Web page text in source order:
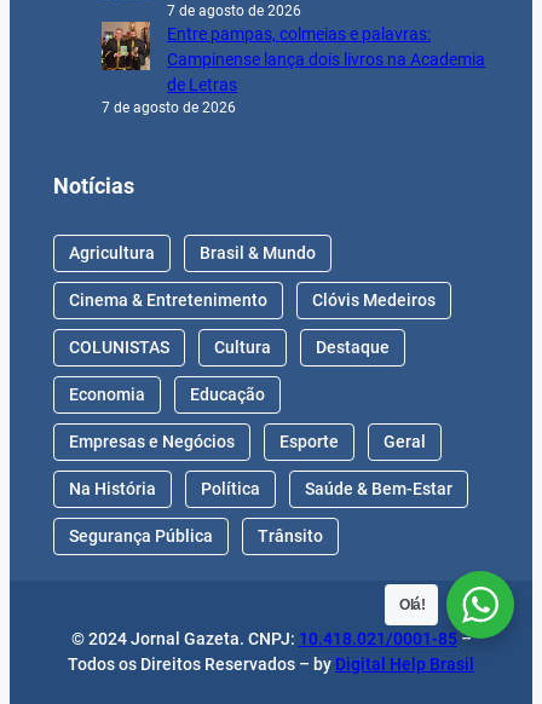
7 de agosto de 2026
Entre pampas, colmeias e palavras:
Campinense lança dois livros na Academia
de Letras
7 de agosto de 2026
Notícias
Agricultura Brasil & Mundo
Cinema & Entretenimento Clóvis Medeiros
COLUNISTAS Cultura Destaque
Economia Educação
Empresas e Negócios Esporte Geral
Na História Política Saúde & Bem-Estar
Segurança Pública Trânsito
© 2024 Jornal Gazeta. CNPJ: 10.418.021/0001-85–
Todos os Direitos Reservados – by Digital Help Brasil
Olá!